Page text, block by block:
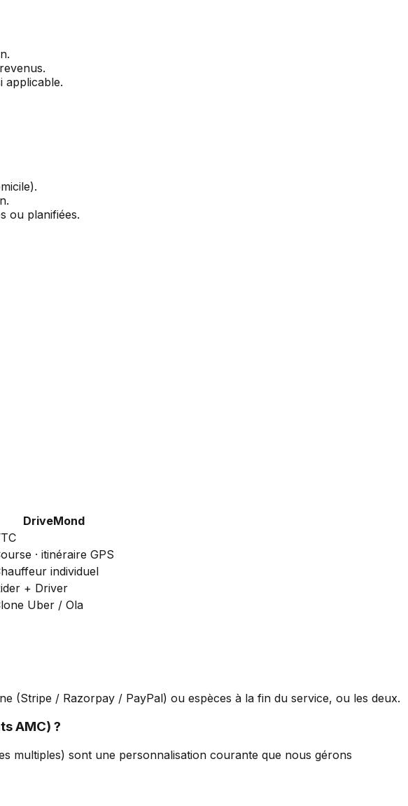
applicable.
ou planifiées.
DriveMond
· itinéraire GPS
individuel
+ Driver
Uber / Ola
(Stripe / Razorpay / PayPal) ou espèces à la fin du service, ou les deux.
AMC) ?
multiples) sont une personnalisation courante que nous gérons